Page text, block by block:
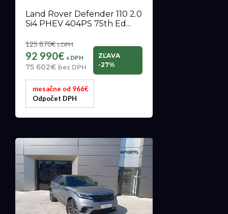
Land Rover Defender 110 2.0
Si4 PHEV 404PS 75th Ed...
125 870€s DPH
92 990€ s DPH
75 602€ bez DPH
ZĽAVA
-27%
mesačne od 966€
Odpočet DPH